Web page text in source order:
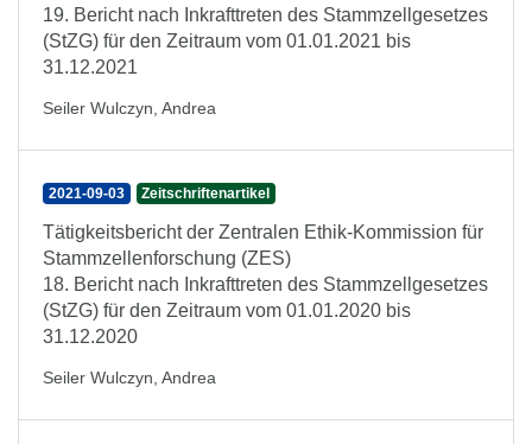
19. Bericht nach Inkrafttreten des Stammzellgesetzes
(StZG) für den Zeitraum vom 01.01.2021 bis
31.12.2021
Seiler Wulczyn, Andrea
2021-09-03 Zeitschriftenartikel
Tätigkeitsbericht der Zentralen Ethik-Kommission für
Stammzellenforschung (ZES)
18. Bericht nach Inkrafttreten des Stammzellgesetzes
(StZG) für den Zeitraum vom 01.01.2020 bis
31.12.2020
Seiler Wulczyn, Andrea